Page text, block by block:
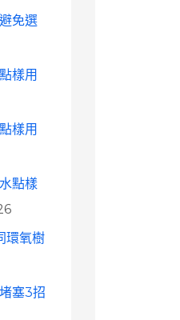
免選
樣用
樣用
點樣
環氧樹
塞3招